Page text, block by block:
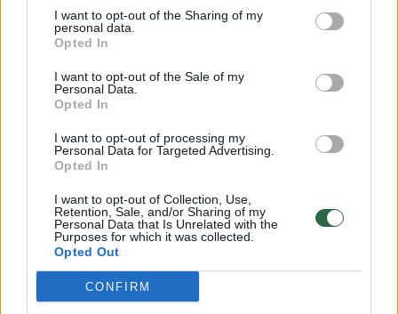
I want to opt-out of the Sharing of my
personal data.
Opted In
I want to opt-out of the Sale of my
Personal Data.
Opted In
I want to opt-out of processing my
Personal Data for Targeted Advertising.
Opted In
I want to opt-out of Collection, Use,
Retention, Sale, and/or Sharing of my
Personal Data that Is Unrelated with the
Purposes for which it was collected.
Opted Out
CONFIRM
masažuotojo sūnus
Anot rusų žiniasklaidos įmonės SHOT, indų
policija neatmeta, kad P. Antovą po draugo
nusižudyti.
P. Antovas yra mėsos įmonės „Vladimir
Standard“ įkūrėjas. 2019 metais jis, žurnalo